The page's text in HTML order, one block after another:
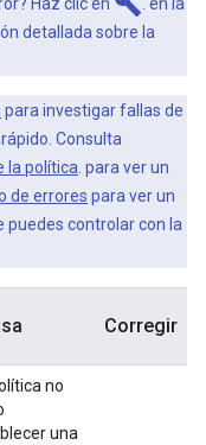
detallada sobre la
para investigar fallas de
Consulta
la política . para ver un
de errores para ver un
puedes controlar con la
Corregir
no
una